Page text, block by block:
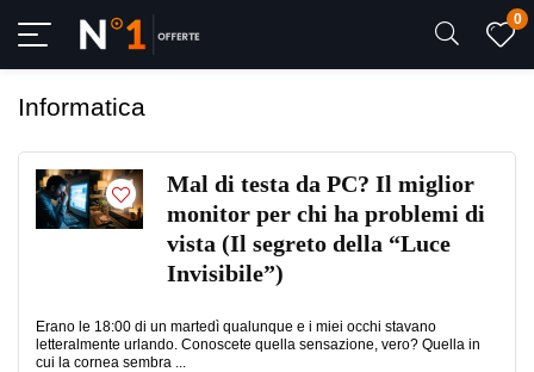
0
Informatica
Mal di testa da PC? Il miglior
monitor per chi ha problemi di
vista (Il segreto della “Luce
Invisibile”)
Erano le 18:00 di un martedì qualunque e i miei occhi stavano
letteralmente urlando. Conoscete quella sensazione, vero? Quella in
cui la cornea sembra ...